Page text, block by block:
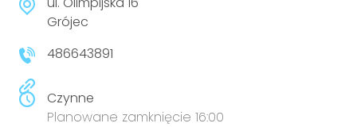
Grójec
486643891
Czynne
Planowane zamknięcie 16:00